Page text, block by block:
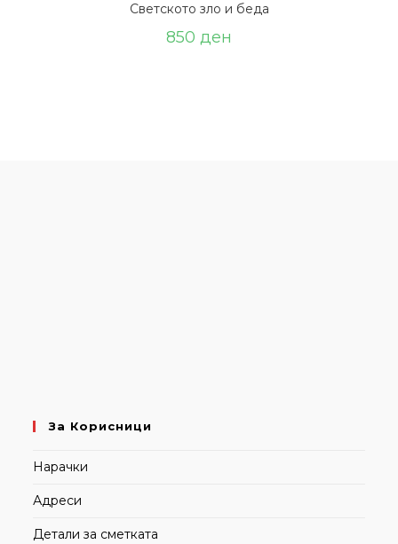
Светското зло и беда
850 ден
За Корисници
Нарачки
Адреси
Детали за сметката